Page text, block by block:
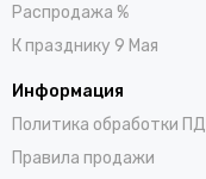
Распродажа %
К празднику 9 Мая
Информация
Политика обработки ПД
Правила продажи